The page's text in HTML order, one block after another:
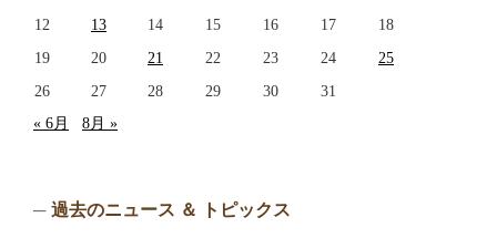
12 13 14 15 16 17
18
19
20 21 22 23 24
25
26
27 28 29 30
31
« 6月
8月 »
過去のニュース ＆ トピックス